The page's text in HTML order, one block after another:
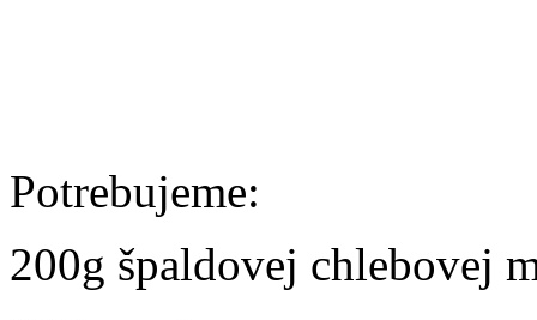
Potrebujeme:
200g špaldovej chlebovej